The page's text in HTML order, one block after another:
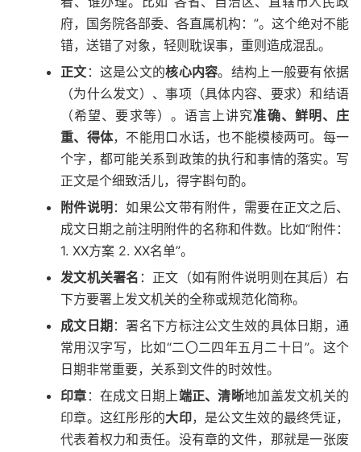
府，国务院各部委、各直属机构：”。这个绝对不能
错，送错了对象，轻则耽误事，重则造成混乱。
正文 ：这是公文的核心内容。结构上一般要有依据
（为什么发文）、事项（具体内容、要求）和结语
（希望、要求等）。语言上讲究准确、鲜明、庄
重、得体，不能用口水话，也不能模棱两可。每一
个字，都可能关系到政策的执行和事情的落实。写
正文是个细致活儿，得字斟句酌。
附件说明 ：如果公文带有附件，需要在正文之后、
成文日期之前注明附件的名称和件数。比如“附件：
1. XX方案 2. XX名单”。
发文机关署名 ：正文（如有附件说明则在其后）右
下方要署上发文机关的全称或规范化简称。
成文日期 ：署名下方标注公文生效的具体日期，通
常用汉字写，比如“二〇二四年五月二十日”。这个
日期非常重要，关系到文件的时效性。
印章 ：在成文日期上端正、清晰地加盖发文机关的
印章。这红彤彤的大印，是公文生效的最终凭证，
代表着权力和责任。没有章的文件，那就是一张废